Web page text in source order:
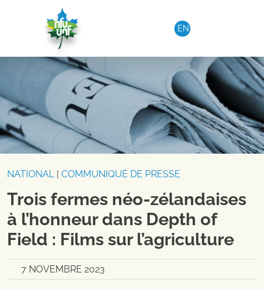
Aller au contenu
EN
NATIONAL| COMMUNIQUÉ DE PRESSE
Trois fermes néo-zélandaises
à l’honneur dans Depth of
Field : Films sur l’agriculture
7 NOVEMBRE 2023